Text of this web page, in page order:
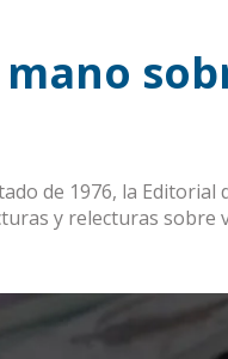
de 1976, la
y relecturas